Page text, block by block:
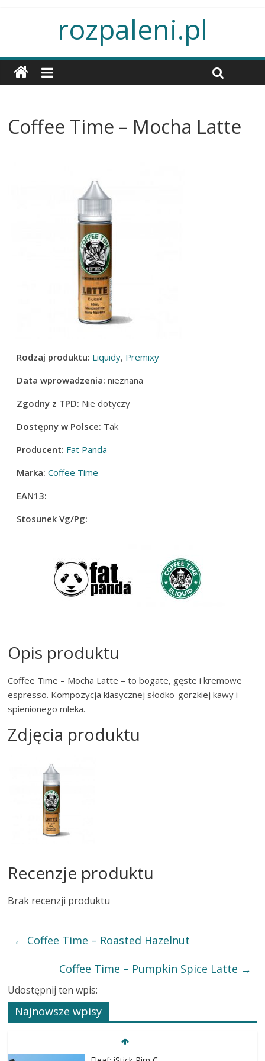
rozpaleni.pl
Coffee Time – Mocha Latte
Rodzaj produktu: Liquidy, Premixy
Data wprowadzenia:nieznana
Zgodny z TPD: Nie dotyczy
Dostępny w Polsce: Tak
Producent: Fat Panda
Marka: Coffee Time
EAN13:
Stosunek Vg/Pg:
Opis produktu
Coffee Time – Mocha Latte – to bogate, gęste i kremowe
espresso. Kompozycja klasycznej słodko-gorzkiej kawy i
spienionego mleka.
Zdjęcia produktu
Recenzje produktu
Brak recenzji produktu
← Coffee Time – Roasted Hazelnut
Coffee Time – Pumpkin Spice Latte →
Udostępnij ten wpis:
Najnowsze wpisy